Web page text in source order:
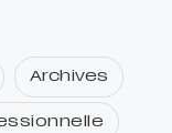
Archives